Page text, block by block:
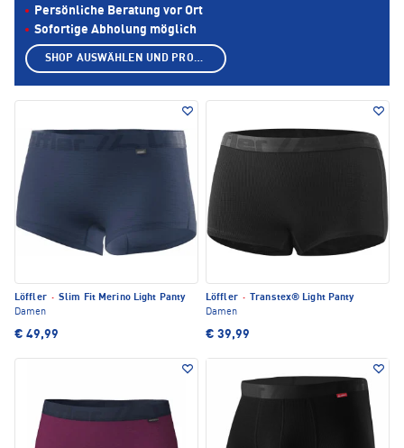
Löffler · Slim Fit Merino Light Panty
Damen
€ 49,99
Löffler ·
Transtex® Light Panty
Damen
€ 39,99
Persönliche Beratung vor Ort
Sofortige Abholung möglich
SHOP AUSWÄHLEN UND PRODUKTE ANZEIGEN